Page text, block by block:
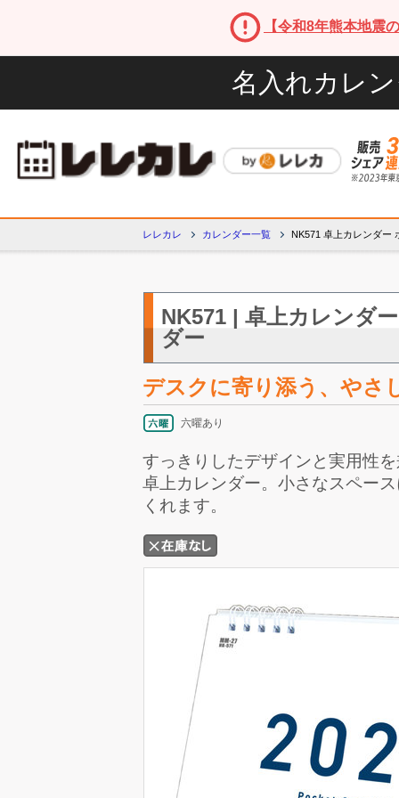
【令和8年熊本地震
名入れカレ
レレカレ カレンダー一覧 NK571 卓上カレンダー
NK571 | 卓上カレンダ
ダー
デスクに寄り添う、やさ
六曜あり
すっきりしたデザインと実用性
卓上カレンダー。小さなスペー
くれます。